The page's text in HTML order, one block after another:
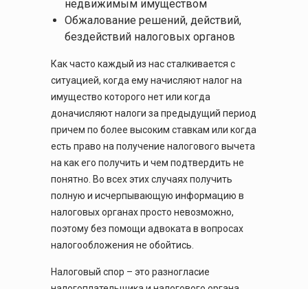
недвижимым имуществом
Обжалование решений, действий,
бездействий налоговых органов
Как часто каждый из нас сталкивается с
ситуацией, когда ему начисляют налог на
имущество которого нет или когда
доначисляют налоги за предыдущий период
причем по более высоким ставкам или когда
есть право на получение налогового вычета
на как его получить и чем подтвердить не
понятно. Во всех этих случаях получить
полную и исчерпывающую информацию в
налоговых органах просто невозможно,
поэтому без помощи адвоката в вопросах
налогообложения не обойтись.
Налоговый спор – это разногласие